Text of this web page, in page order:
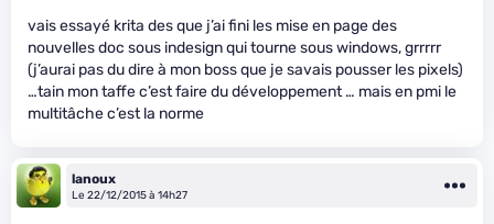
vais essayé krita des que j’ai fini les mise en page des
nouvelles doc sous indesign qui tourne sous windows, grrrrr
(j’aurai pas du dire à mon boss que je savais pousser les pixels)
…tain mon taffe c’est faire du développement … mais en pmi le
multitâche c’est la norme
lanoux
Le 22/12/2015 à 14h27